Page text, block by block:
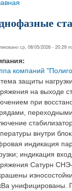
здесь
ср, 08/05/2026 - 20:29
компаний
защиты
на выходе
при
внутри
индикация
индикация
Сатурн
унифицированы.